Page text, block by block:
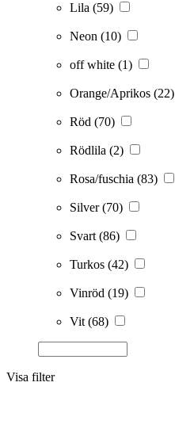
Lila (59)
Neon (10)
off white (1)
Orange/Aprikos (22)
Röd (70)
Rödlila (2)
Rosa/fuschia (83)
Silver(70)
Svart(86)
Turkos (42)
Vinröd (19)
Vit(68)
Visa filter